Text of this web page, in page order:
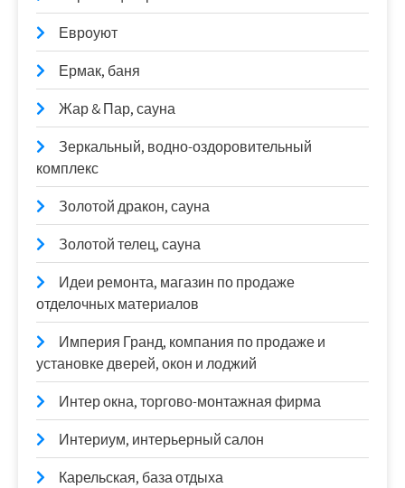
Евроуют
Ермак, баня
Жар & Пар, сауна
Зеркальный, водно-оздоровительный
комплекс
Золотой дракон, сауна
Золотой телец, сауна
Идеи ремонта, магазин по продаже
отделочных материалов
Империя Гранд, компания по продаже и
установке дверей, окон и лоджий
Интер окна, торгово-монтажная фирма
Интериум, интерьерный салон
Карельская, база отдыха